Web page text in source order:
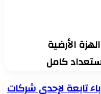
الأرضية
كامل
تابعة لإحدى شركات